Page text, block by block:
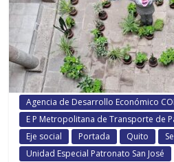
Agencia de Desarrollo Económico
E P Metropolitana de Transporte de
Eje social
Portada Quito
Unidad Especial Patronato San José